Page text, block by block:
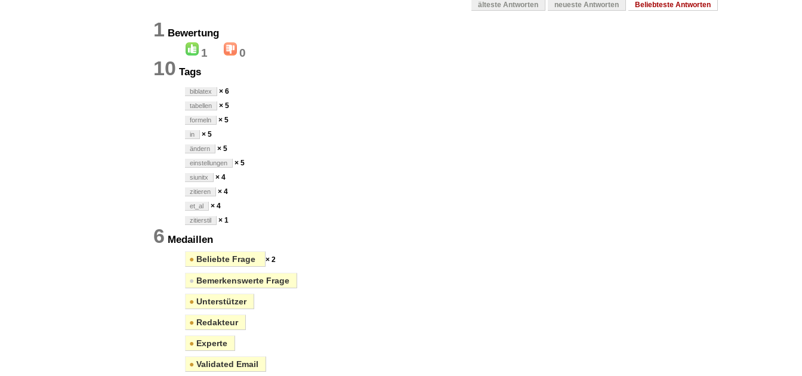
älteste Antworten neueste Antworten Beliebteste Antworten
1 Bewertung
1 0
10 Tags
biblatex × 6
tabellen × 5
formeln × 5
in × 5
ändern × 5
einstellungen × 5
siunitx × 4
zitieren × 4
et_al × 4
zitierstil × 1
6 Medaillen
● Beliebte Frage × 2
● Bemerkenswerte Frage
● Unterstützer
● Redakteur
● Experte
● Validated Email